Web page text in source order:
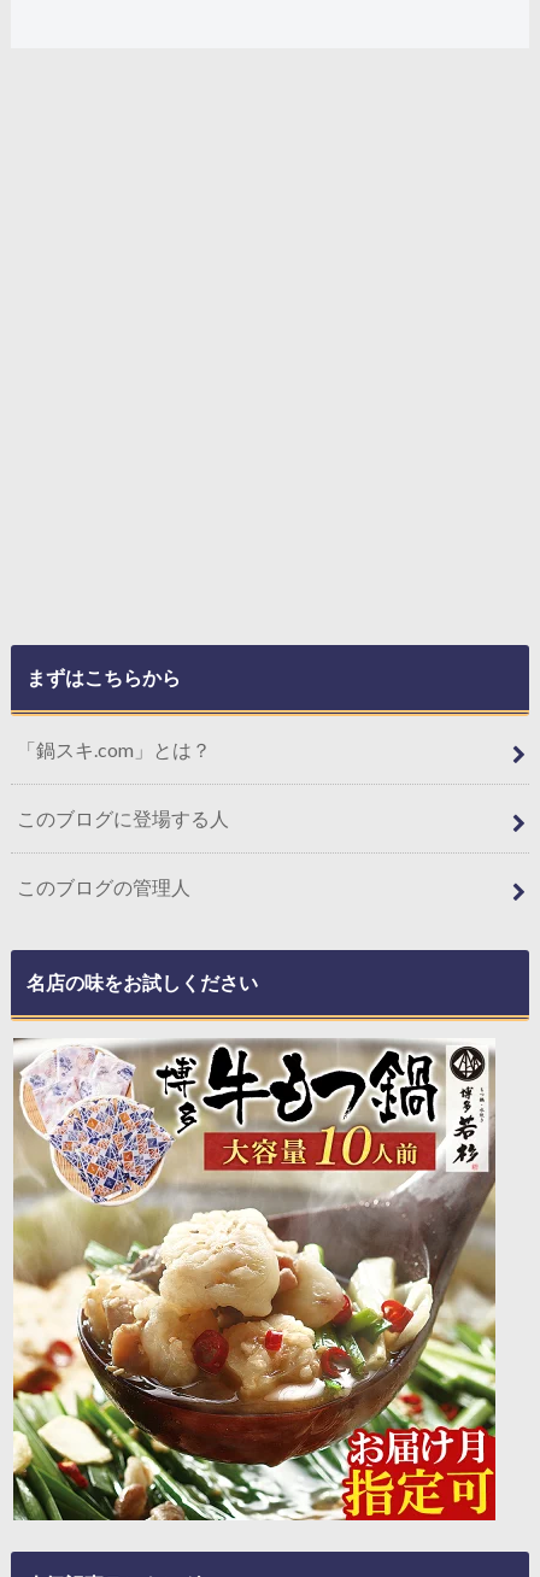
まずはこちらから
「鍋スキ.com」とは？
このブログに登場する人
このブログの管理人
名店の味をお試しください